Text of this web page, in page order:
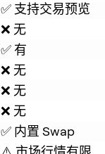
✅ 支持交易预览
❌ 无
✅ 有
❌ 无
❌ 无
❌ 无
✅ 内置 Swap